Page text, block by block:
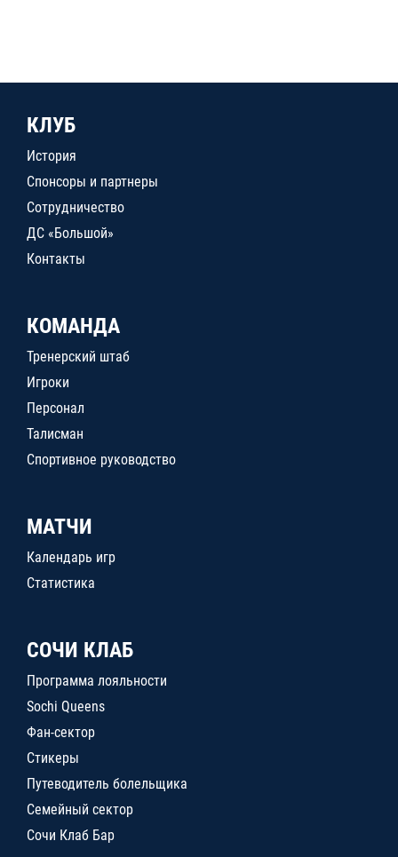
КЛУБ
История
Спонсоры и партнеры
Сотрудничество
ДС «Большой»
Контакты
КОМАНДА
Тренерский штаб
Игроки
Персонал
Талисман
Спортивное руководство
МАТЧИ
Календарь игр
Статистика
СОЧИ КЛАБ
Программа лояльности
Sochi Queens
Фан-сектор
Стикеры
Путеводитель болельщика
Семейный сектор
Сочи Клаб Бар